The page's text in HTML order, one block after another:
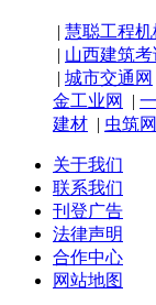
| 慧聪工程机
| 山西建筑考
| 城市交通网
金工业网
|
建材 | 虫筑网
关于我们
联系我们
刊登广告
法律声明
合作中心
网站地图